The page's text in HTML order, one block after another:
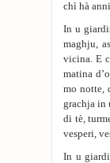
chì hà
In u
maghju,
vicina. E
matina
mo notte,
grachja in
di tè,
vesperi,
In u